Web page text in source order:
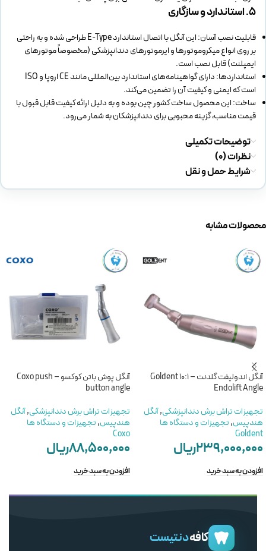
۵. استاندارد و سازگاری
قابلیت نصب آسان: این آنگل با اتصال استاندارد E-Type طراحی شده و به راحتی
بر روی انواع میکروموتورها و ایرموتورهای دندانپزشکی (مخصوصاً موتورهای
ایمپلنت) قابل نصب است.
استانداردها: دارای گواهینامه‌های استاندارد بین‌المللی مانند CE اروپا و ISO
است که ایمنی و کیفیت آن را تضمین می‌کند.
ساخت: این محصول ساخت کشور چین بوده و به دلیل ارائه کیفیت قابل قبول با
قیمت مناسب، گزینه محبوبی برای دندانپزشکان به شمار می‌رود.
توضیحات تکمیلی
نظرات (0)
شرایط حمل و نقل
محصولات مشابه
آنگل اندولیفت گلدنت – Goldent 10:1
Endolift Angle
تجهیزات تراش برش دندانپزشکی,آنگل
هندپیس,تجهیزات و دستگاه ها
Goldent
۲۳۹,۰۰۰,۰۰۰ریال
افزودن به سبد خرید
آنگل پوش باتن کوکسو – Coxo push
button angle
تجهیزات تراش برش دندانپزشکی,آنگل
هندپیس,تجهیزات و دستگاه ها
Coxo
۸۸,۵۰۰,۰۰۰ریال
افزودن به سبد خرید
کافهدنتیست